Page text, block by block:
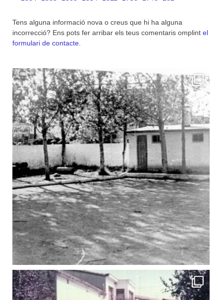
Tens alguna informació nova o creus que hi ha alguna
incorrecció? Ens pots fer arribar els teus comentaris omplint el
formulari de contacte.